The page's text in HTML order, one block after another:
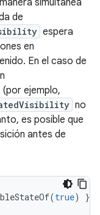
simultánea
de
espera
en
En el caso de
(por ejemplo,
no
es posible que
antes de
(true) }